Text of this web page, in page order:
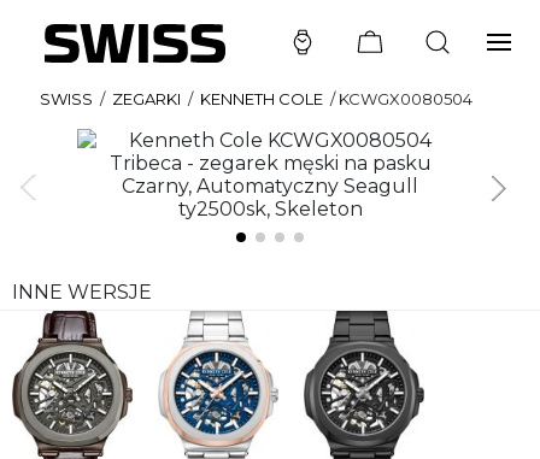
SWISS / ZEGARKI / KENNETH COLE /KCWGX0080504
INNE WERSJE